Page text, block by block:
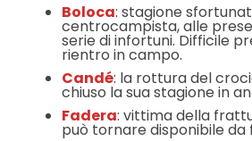
Boloca: stagione
centrocampista, alle
serie di infortuni. Difficile
rientro in campo.
Candé: la rottura del
chiuso la sua stagione in
Fadera: vittima della
può tornare disponibile da